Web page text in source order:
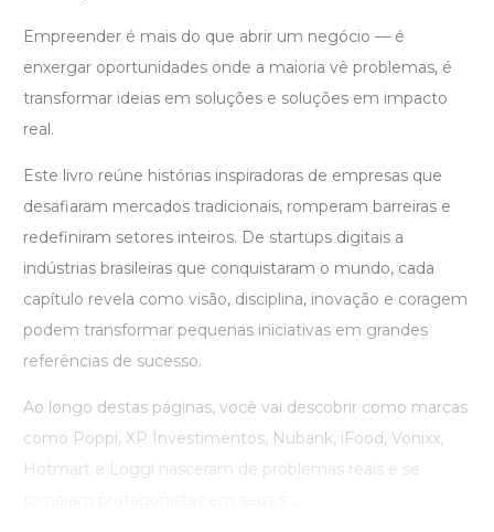
Empreender é mais do que abrir um negócio — é
enxergar oportunidades onde a maioria vê problemas, é
transformar ideias em soluções e soluções em impacto
real.
Este livro reúne histórias inspiradoras de empresas que
desafiaram mercados tradicionais, romperam barreiras e
redefiniram setores inteiros. De startups digitais a
indústrias brasileiras que conquistaram o mundo, cada
capítulo revela como visão, disciplina, inovação e coragem
podem transformar pequenas iniciativas em grandes
referências de sucesso.
Ao longo destas páginas, você vai descobrir como marcas
como Poppi, XP Investimentos, Nubank, iFood, Vonixx,
Hotmart e Loggi nasceram de problemas reais e se